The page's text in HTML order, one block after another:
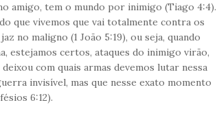
amigo, tem o mundo por inimigo (Tiago 4:4).
que vivemos que vai totalmente contra os
no maligno (1 João 5:19), ou seja, quando
estejamos certos, ataques do inimigo virão,
com quais armas devemos lutar nessa
invisível, mas que nesse exato momento
6:12).